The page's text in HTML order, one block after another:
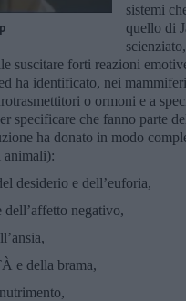
sistemi
quello di
suscitare forti reazioni
ha identificato, nei
o ormoni e a
specificare che fanno parte
ha donato in modo
animali):
desiderio e dell’euforia,
negativo,
e della brama,